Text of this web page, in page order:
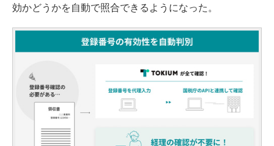
効かどうかを自動で照合できるようになった。